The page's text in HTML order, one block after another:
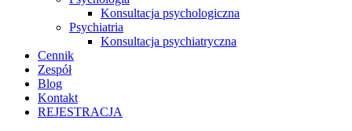
Konsultacja psychologiczna
Psychiatria
Konsultacja psychiatryczna
Cennik
Zespół
Blog
Kontakt
REJESTRACJA